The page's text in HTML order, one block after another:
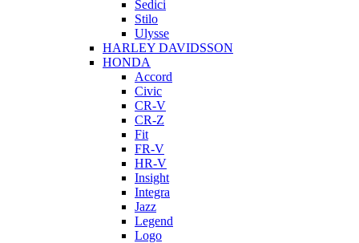
Sedici
Stilo
Ulysse
HARLEY DAVIDSSON
HONDA
Accord
Civic
CR-V
CR-Z
Fit
FR-V
HR-V
Insight
Integra
Jazz
Legend
Logo